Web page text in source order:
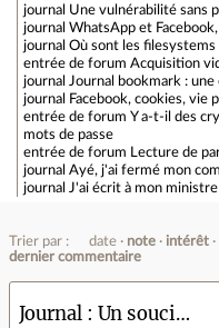
journal Une vulnérabilité sans
journal WhatsApp et
journal Où sont les filesystems
entrée de forum Acquisition
journal
Journal bookmark :
journal
Facebook, cookies, vie
entrée de forum Y a-t-il des
mots de passe
entrée de forum
Lecture de
journal Ayé, j'ai fermé mon
journal
J'ai écrit à mon
Trier par : date note
intérêt
dernier commentaire
Journal Un souci…